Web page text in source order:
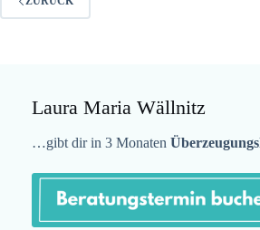
Laura Maria Wällnitz
…gibt dir in 3 Monaten